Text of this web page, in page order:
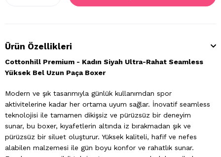
Ürün Özellikleri
Cottonhill Premium - Kadın Siyah Ultra-Rahat Seamless
Yüksek Bel Uzun Paça Boxer
Modern ve şık tasarımıyla günlük kullanımdan spor
aktivitelerine kadar her ortama uyum sağlar. İnovatif seamless
teknolojisi ile tamamen dikişsiz ve pürüzsüz bir deneyim
sunar, bu boxer, kıyafetlerin altında iz bırakmadan şık ve
pürüzsüz bir siluet oluşturur. Yüksek kaliteli, hafif ve nefes
alabilen malzemesi ile gün boyu konfor ve rahatlık sunar.